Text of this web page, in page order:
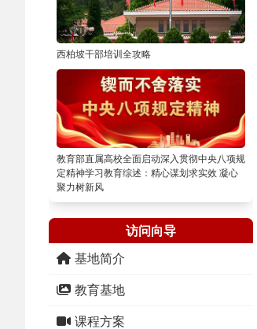
西柏坡干部培训全攻略
教育部直属高校全面启动深入贯彻中央八项规
定精神学习教育综述：精心谋划求实效 凝心
聚力树新风
访问向导
基地简介
教育基地
课程方案